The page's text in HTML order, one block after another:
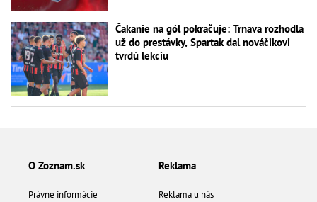
Čakanie na gól pokračuje: Trnava rozhodla
už do prestávky, Spartak dal nováčikovi
tvrdú lekciu
O Zoznam.sk
Právne informácie
Reklama
Reklama u nás